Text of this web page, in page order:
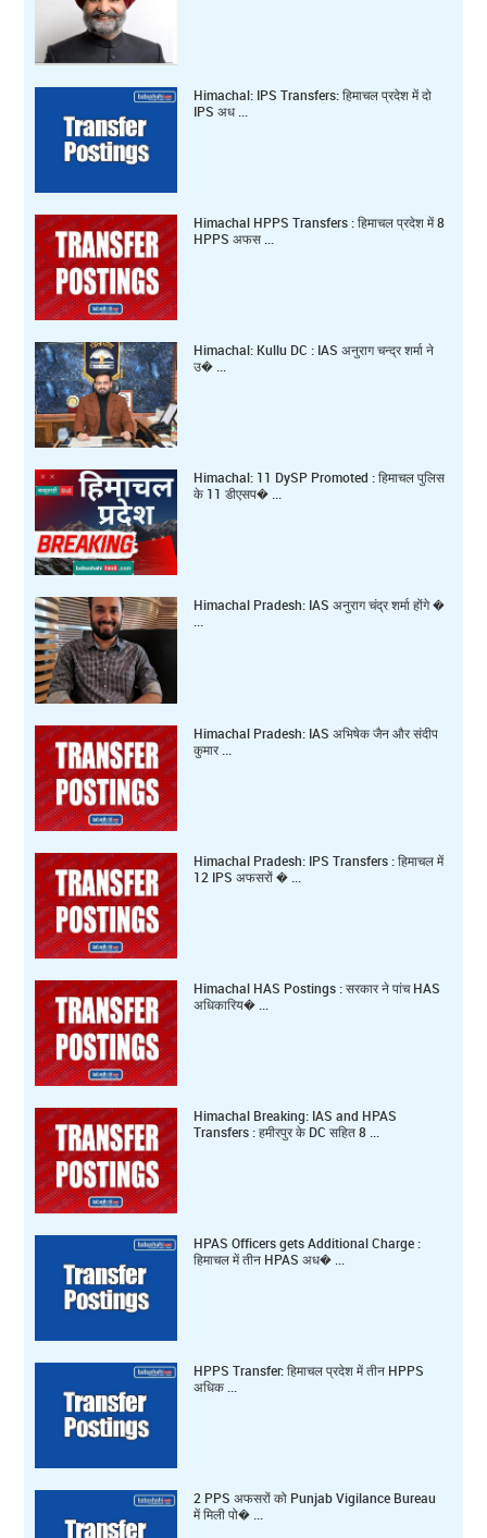
Himachal: IPS Transfers: हिमाचल प्रदेश में दो
IPS अध ...
Himachal HPPS Transfers : हिमाचल प्रदेश में 8
HPPS अफस ...
Himachal: Kullu DC : IAS अनुराग चन्द्र शर्मा ने
उ� ...
Himachal: 11 DySP Promoted : हिमाचल पुलिस
के 11 डीएसप� ...
Himachal Pradesh: IAS अनुराग चंद्र शर्मा होंगे �
...
Himachal Pradesh: IAS अभिषेक जैन और संदीप
कुमार ...
Himachal Pradesh: IPS Transfers : हिमाचल में
12 IPS अफसरों � ...
Himachal HAS Postings : सरकार ने पांच HAS
अधिकारिय� ...
Himachal Breaking: IAS and HPAS
Transfers : हमीरपुर के DC सहित 8 ...
HPAS Officers gets Additional Charge :
हिमाचल में तीन HPAS अध� ...
HPPS Transfer: हिमाचल प्रदेश में तीन HPPS
अधिक ...
2 PPS अफसरों को Punjab Vigilance Bureau
में मिली पो� ...